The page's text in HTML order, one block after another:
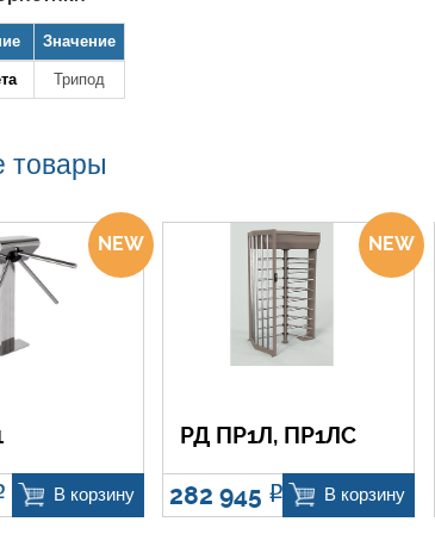
Значение
Трипод
товары
В корзину
РД ПР1Л, ПР1ЛС
282 945 Р В корзину